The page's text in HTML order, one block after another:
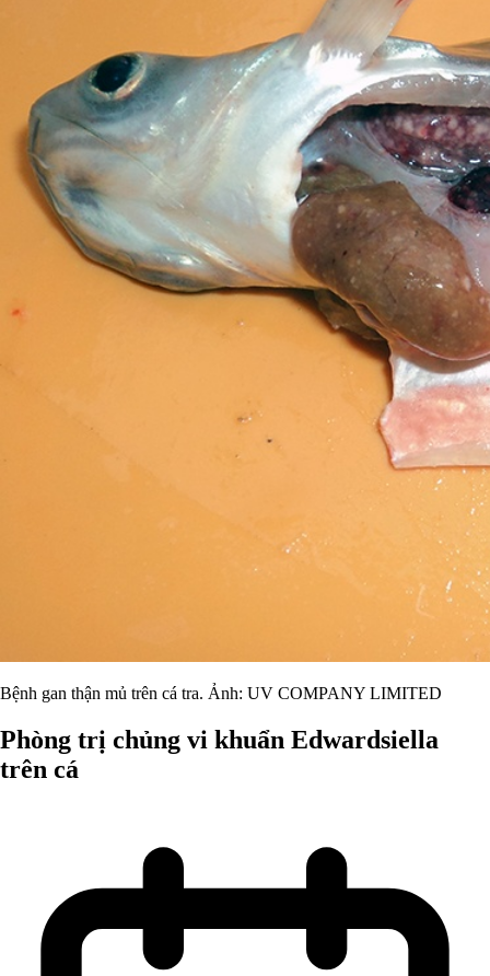
Bệnh gan thận mủ trên cá tra. Ảnh: UV COMPANY LIMITED
Phòng trị chủng vi khuẩn Edwardsiella
trên cá